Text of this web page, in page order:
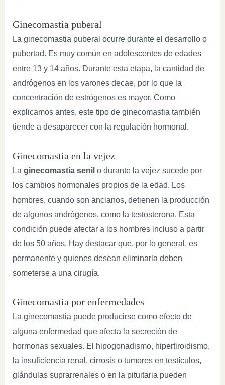
Ginecomastia puberal
La ginecomastia puberal ocurre durante el desarrollo o
pubertad. Es muy común en adolescentes de edades
entre 13 y 14 años. Durante esta etapa, la cantidad de
andrógenos en los varones decae, por lo que la
concentración de estrógenos es mayor. Como
explicamos antes, este tipo de ginecomastia también
tiende a desaparecer con la regulación hormonal.
Ginecomastia en la vejez
La ginecomastia senil o durante la vejez sucede por
los cambios hormonales propios de la edad. Los
hombres, cuando son ancianos, detienen la producción
de algunos andrógenos, como la testosterona. Esta
condición puede afectar a los hombres incluso a partir
de los 50 años. Hay destacar que, por lo general, es
permanente y quienes desean eliminarla deben
someterse a una cirugía.
Ginecomastia por enfermedades
La ginecomastia puede producirse como efecto de
alguna enfermedad que afecta la secreción de
hormonas sexuales. El hipogonadismo, hipertiroidismo,
la insuficiencia renal, cirrosis o tumores en testículos,
glándulas suprarrenales o en la pituitaria pueden